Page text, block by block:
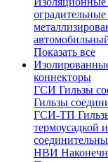
Показать все
коннекторы
ГСИ Гильзы
Гильзы
ГСИ-ТП
термоусадкой
НВИ